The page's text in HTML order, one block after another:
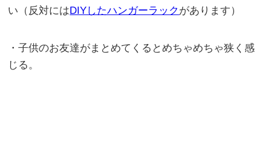
い（反対にはDIYしたハンガーラック があります）
・子供のお友達がまとめてくるとめちゃめちゃ狭く感
じる。